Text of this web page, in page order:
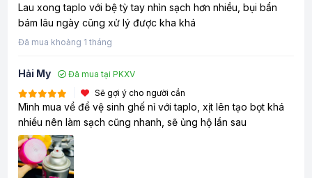
Lau xong taplo với bệ tỳ tay nhìn sạch hơn nhiều, bụi bẩn
bám lâu ngày cũng xử lý được kha khá
Đã mua khoảng 1 tháng
Hải My
Đã mua tại PKXV
Sẽ gợi ý cho người cần
Mình mua về để vệ sinh ghế nỉ với taplo, xịt lên tạo bọt khá
nhiều nên làm sạch cũng nhanh, sẽ ủng hộ lần sau